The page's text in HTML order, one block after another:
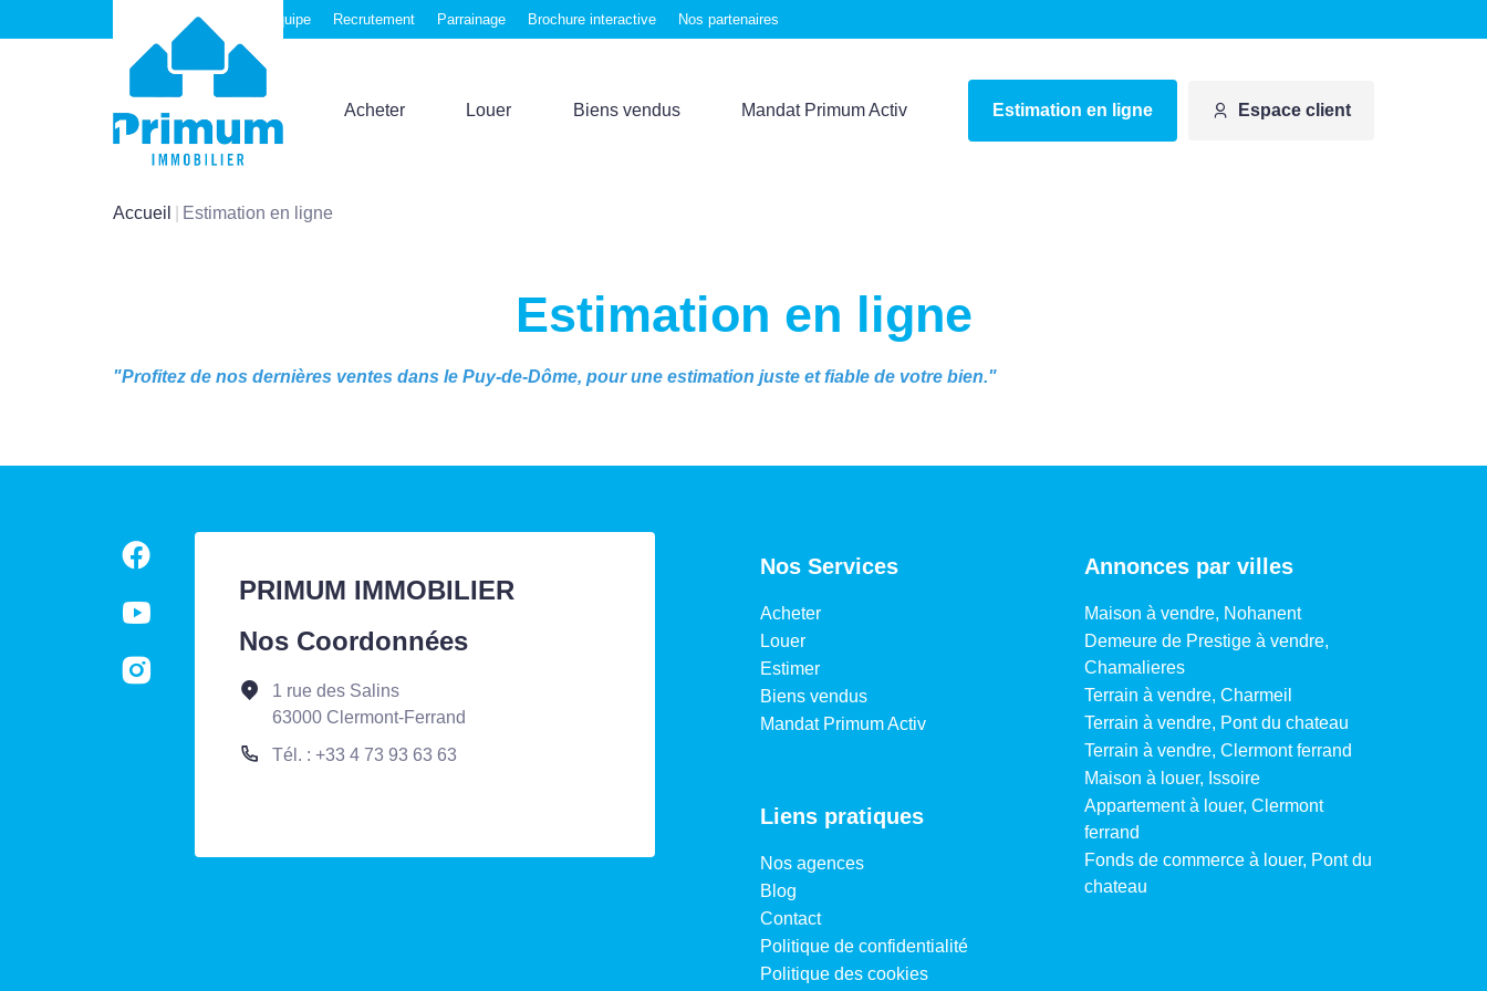
Nos agences Notre équipe Recrutement Parrainage Brochure interactive Nos partenaires
Acheter Louer Biens vendus Mandat Primum Activ Estimation en ligne Espace client
Accueil Estimation en ligne
Estimation en ligne
"Profitez de nos dernières ventes dans le Puy-de-Dôme, pour une estimation juste et fiable de votre bien."
PRIMUM IMMOBILIER
Nos Coordonnées
1 rue des Salins
63000 Clermont-Ferrand
Tél. : +33 4 73 93 63 63
Nos Services
Acheter
Louer
Estimer
Biens vendus
Mandat Primum Activ
Liens pratiques
Nos agences
Blog
Contact
Politique de confidentialité
Politique des cookies
Annonces par villes
Maison à vendre, Nohanent
Demeure de Prestige à vendre,
Chamalieres
Terrain à vendre, Charmeil
Terrain à vendre, Pont du chateau
Terrain à vendre, Clermont ferrand
Maison à louer, Issoire
Appartement à louer, Clermont
ferrand
Fonds de commerce à louer, Pont du
chateau